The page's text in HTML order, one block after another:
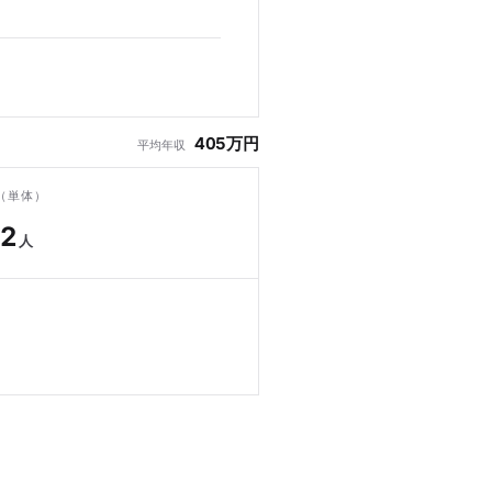
平均年収 405万円
単体）
人